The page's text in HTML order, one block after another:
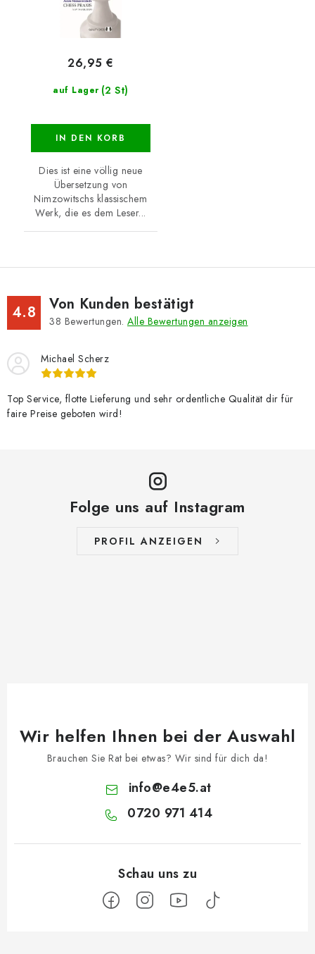
auf Lager (2 St)
26,95 €
IN DEN KORB
Dies ist eine völlig neue
Übersetzung von
Nimzowitschs klassischem
Werk, die es dem Leser...
4.8 Von Kunden bestätigt
38 Bewertungen. Alle Bewertungen anzeigen
Michael Scherz
Top Service, flotte Lieferung und sehr ordentliche Qualität dir für
faire Preise geboten wird!
Folge uns auf Instagram
PROFIL ANZEIGEN
Wir helfen Ihnen bei der Auswahl
Brauchen Sie Rat bei etwas? Wir sind für dich da!
info@e4e5.at
0720 971 414